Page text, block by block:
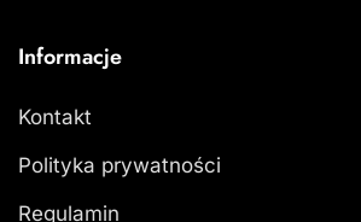
Informacje
Kontakt
Polityka prywatności
Regulamin